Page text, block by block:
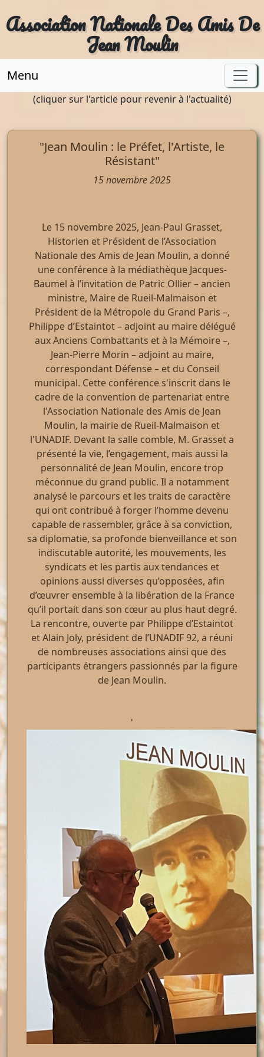
Association Nationale Des Amis De
Jean Moulin
Menu
(cliquer sur l'article pour revenir à l'actualité)
"Jean Moulin : le Préfet, l'Artiste, le
Résistant"
15 novembre 2025
Le 15 novembre 2025, Jean-Paul Grasset,
Historien et Président de l’Association
Nationale des Amis de Jean Moulin, a donné
une conférence à la médiathèque Jacques-
Baumel à l’invitation de Patric Ollier – ancien
ministre, Maire de Rueil-Malmaison et
Président de la Métropole du Grand Paris –,
Philippe d’Estaintot – adjoint au maire délégué
aux Anciens Combattants et à la Mémoire –,
Jean-Pierre Morin – adjoint au maire,
correspondant Défense – et du Conseil
municipal. Cette conférence s'inscrit dans le
cadre de la convention de partenariat entre
l'Association Nationale des Amis de Jean
Moulin, la mairie de Rueil-Malmaison et
l'UNADIF. Devant la salle comble, M. Grasset a
présenté la vie, l’engagement, mais aussi la
personnalité de Jean Moulin, encore trop
méconnue du grand public. Il a notamment
analysé le parcours et les traits de caractère
qui ont contribué à forger l’homme devenu
capable de rassembler, grâce à sa conviction,
sa diplomatie, sa profonde bienveillance et son
indiscutable autorité, les mouvements, les
syndicats et les partis aux tendances et
opinions aussi diverses qu’opposées, afin
d’œuvrer ensemble à la libération de la France
qu’il portait dans son cœur au plus haut degré.
La rencontre, ouverte par Philippe d’Estaintot
et Alain Joly, président de l’UNADIF 92, a réuni
de nombreuses associations ainsi que des
participants étrangers passionnés par la figure
de Jean Moulin.
'